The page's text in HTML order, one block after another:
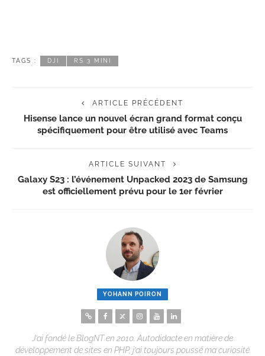
TAGS : DJI RS 3 MINI
ARTICLE PRÉCÉDENT
Hisense lance un nouvel écran grand format conçu
spécifiquement pour être utilisé avec Teams
ARTICLE SUIVANT
Galaxy S23 : l’événement Unpacked 2023 de Samsung
est officiellement prévu pour le 1er février
YOHANN POIRON
J’ai fondé le BlogNT en 2010. Autodidacte en matière de
développement de sites en PHP, j’ai toujours poussé ma curiosité